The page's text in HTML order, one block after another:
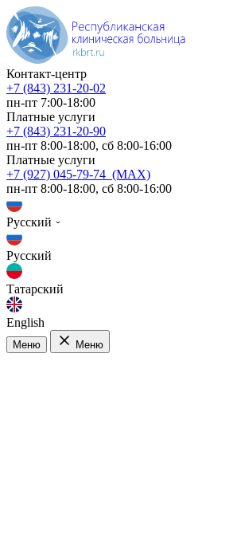
Контакт-центр
+7 (843) 231-20-02
пн-пт 7:00-18:00
Платные услуги
+7 (843) 231-20-90
пн-пт 8:00-18:00, сб 8:00-16:00
Платные услуги
+7 (927) 045-79-74 (MAX)
пн-пт 8:00-18:00, сб 8:00-16:00
Русский
Русский
Татарский
English
Меню Меню